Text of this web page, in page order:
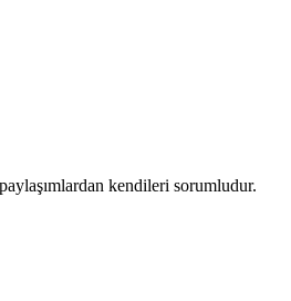
kendileri sorumludur.